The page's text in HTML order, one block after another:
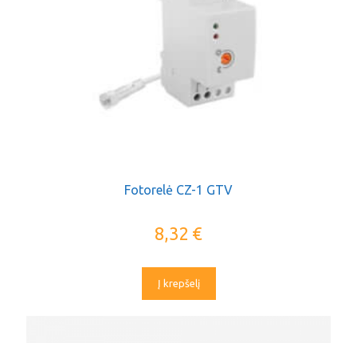
Fotorelė CZ-1 GTV
8,32 €
Į krepšelį